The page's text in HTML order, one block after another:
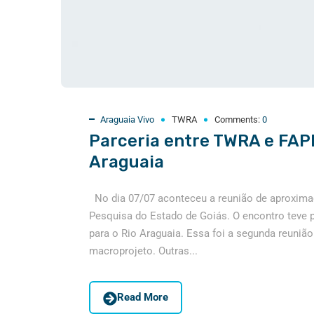
Araguaia Vivo TWRA Comments: 0
Parceria entre TWRA e
Araguaia
No dia 07/07 aconteceu a reunião de
Pesquisa do Estado de Goiás. O encontro
para o Rio Araguaia. Essa foi a segunda
macroprojeto. Outras...
Read More